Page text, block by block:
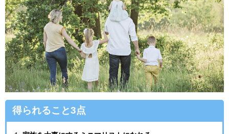
得られること3点